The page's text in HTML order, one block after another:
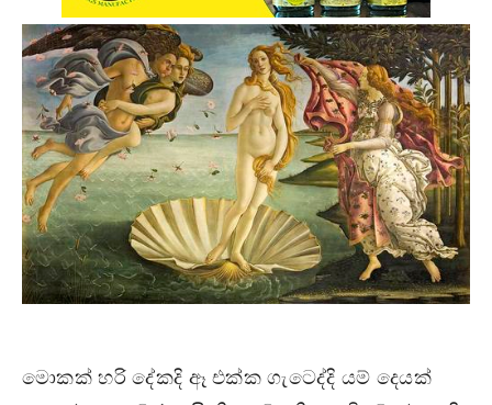
මොකක් හරි දේකදි ඈ එක්ක ගැටෙද්දි යම් දෙයක්